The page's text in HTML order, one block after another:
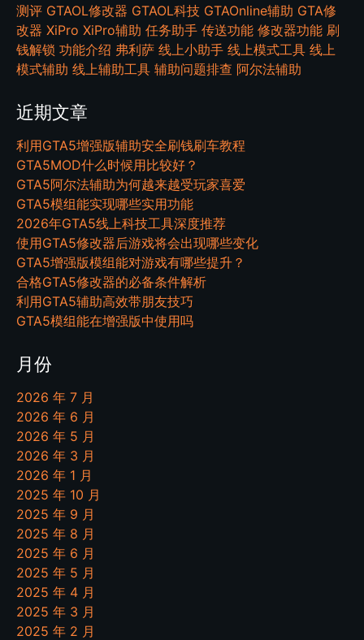
测评 GTAOL修改器 GTAOL科技 GTAOnline辅助 GTA修
改器 XiPro XiPro辅助 任务助手 传送功能 修改器功能 刷
钱解锁 功能介绍 弗利萨 线上小助手 线上模式工具 线上
模式辅助 线上辅助工具 辅助问题排查 阿尔法辅助
近期文章
利用GTA5增强版辅助安全刷钱刷车教程
GTA5MOD什么时候用比较好？
GTA5阿尔法辅助为何越来越受玩家喜爱
GTA5模组能实现哪些实用功能
2026年GTA5线上科技工具深度推荐
使用GTA5修改器后游戏将会出现哪些变化
GTA5增强版模组能对游戏有哪些提升？
合格GTA5修改器的必备条件解析
利用GTA5辅助高效带朋友技巧
GTA5模组能在增强版中使用吗
月份
2026 年 7 月
2026 年 6 月
2026 年 5 月
2026 年 3 月
2026 年 1 月
2025 年 10 月
2025 年 9 月
2025 年 8 月
2025 年 6 月
2025 年 5 月
2025 年 4 月
2025 年 3 月
2025 年 2 月